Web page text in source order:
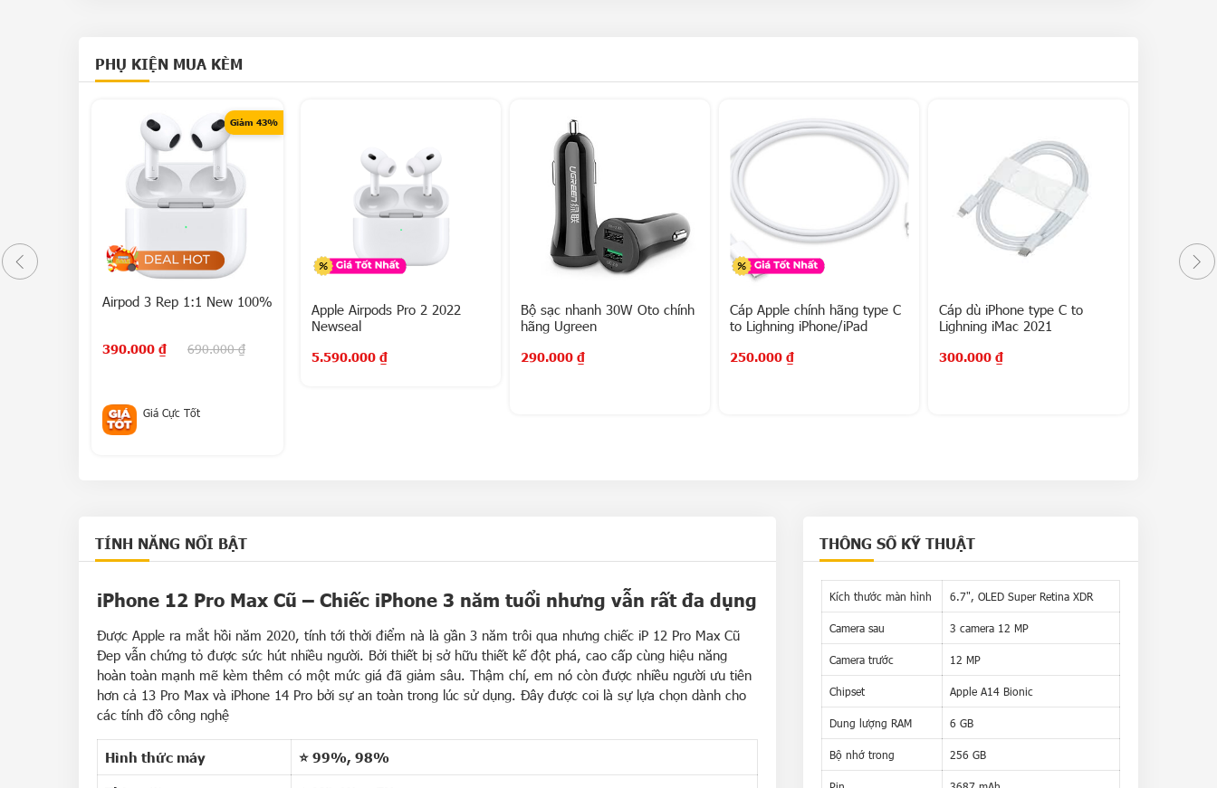
PHỤ KIỆN MUA KÈM
Giảm 43%
Airpod 3 Rep 1:1 New 100%
690.000₫
390.000 ₫
Giá Cực Tốt
Apple Airpods Pro 2 2022
Newseal
5.590.000 ₫
Bộ sạc nhanh 30W Oto chính
hãng Ugreen
290.000 ₫
Cáp Apple chính hãng type C
to Lighning iPhone/iPad
250.000 ₫
Cáp dù iPhone type C to
Lighning iMac 2021
300.000 ₫
TÍNH NĂNG NỔI BẬT
iPhone 12 Pro Max Cũ – Chiếc iPhone 3 năm tuổi nhưng vẫn rất đa dụng
Được Apple ra mắt hồi năm 2020, tính tới thời điểm nà là gần 3 năm trôi qua nhưng chiếc iP 12 Pro Max Cũ
Đep vẫn chứng tỏ được sức hút nhiều người. Bởi thiết bị sở hữu thiết kế đột phá, cao cấp cùng hiệu năng
hoàn toàn mạnh mẽ kèm thêm có một mức giá đã giảm sâu. Thậm chí, em nó còn được nhiều người ưu tiên
hơn cả 13 Pro Max và iPhone 14 Pro bởi sự an toàn trong lúc sử dụng. Đây được coi là sự lựa chọn dành cho
các tính đồ công nghệ
Hình thức máy ⭐ 99%, 98%
THÔNG SỐ KỸ THUẬT
Kích thước màn hình 6.7", OLED Super Retina XDR
Camera sau 3 camera 12 MP
Camera trước 12 MP
Chipset Apple A14 Bionic
Dung lượng RAM 6 GB
Bộ nhớ trong 256 GB